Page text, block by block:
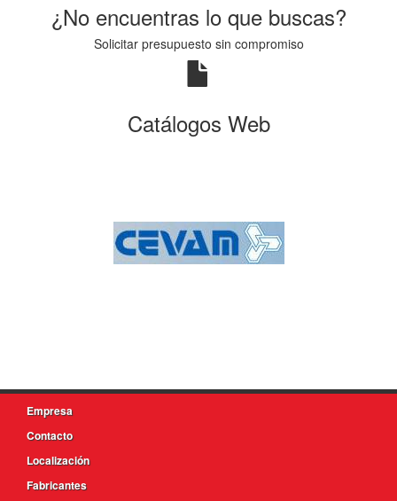
¿No encuentras lo que buscas?
Solicitar presupuesto sin compromiso
Catálogos Web
Empresa
Contacto
Localización
Fabricantes